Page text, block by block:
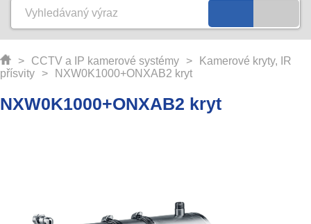
> CCTV a IP kamerové systémy >
Kamerové kryty, IR
přísvity
> NXW0K1000+ONXAB2 kryt
NXW0K1000+ONXAB2 kryt